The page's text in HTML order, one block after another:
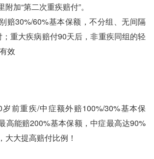
加“第二次重疾赔付”。
赔30%/60%基本保额，不分组、无间隔
重大疾病赔付90天后，非重疾同组的轻
效
岁前重疾/中症额外赔100%/30%基本保
高能赔200%基本保额，中症最高达90%
大大提高赔付比例！